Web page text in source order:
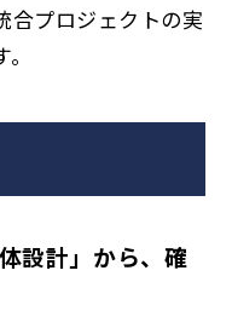
合プロジェクトの実
設計」から、確